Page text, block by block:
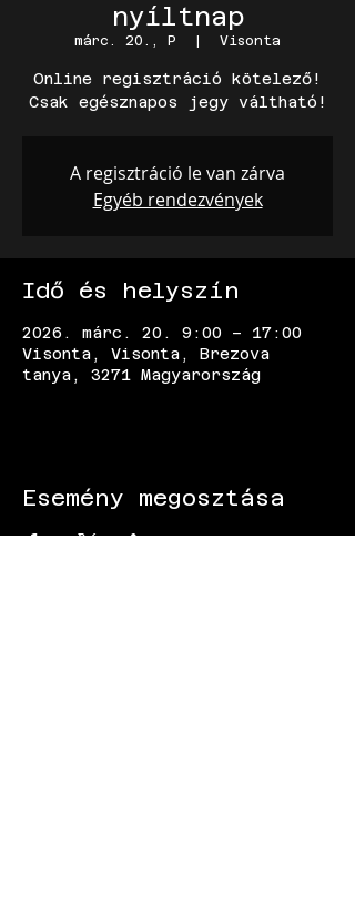
nyíltnap
márc. 20., P Visonta
Online regisztráció kötelező!
Csak egésznapos jegy váltható!
A regisztráció le van zárva
Egyéb rendezvények
Idő és helyszín
2026. márc. 20. 9:00 – 17:00
Visonta, Visonta, Brezova
tanya, 3271 Magyarország
Esemény megosztása